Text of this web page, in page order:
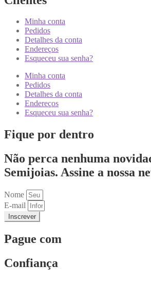
Minha conta
Pedidos
Detalhes da conta
Endereços
Esqueceu sua senha?
Minha conta
Pedidos
Detalhes da conta
Endereços
Esqueceu sua senha?
Fique por dentro
Não perca nenhuma
Semijoias. Assine a nossa
Nome
E-mail
Inscrever
Pague com
Confiança